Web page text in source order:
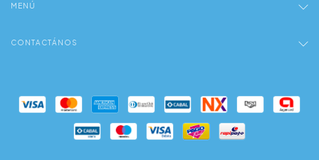
MENÚ
CONTACTÁNOS